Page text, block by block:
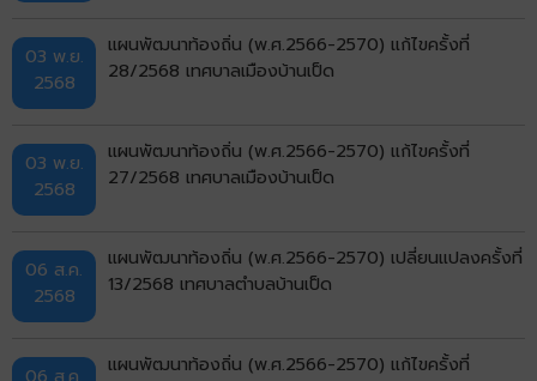
03 พ.ย.
2568
แผนพัฒนาท้องถิ่น (พ.ศ.2566-2570) แก้ไขครั้งที่
28/2568 เทศบาลเมืองบ้านเป็ด
03 พ.ย.
2568
แผนพัฒนาท้องถิ่น (พ.ศ.2566-2570) แก้ไขครั้งที่
27/2568 เทศบาลเมืองบ้านเป็ด
06 ส.ค.
2568
แผนพัฒนาท้องถิ่น (พ.ศ.2566-2570) เปลี่ยนแปลงครั้งที่
13/2568 เทศบาลตำบลบ้านเป็ด
แผนพัฒนาท้องถิ่น (พ.ศ.2566-2570) แก้ไขครั้งที่